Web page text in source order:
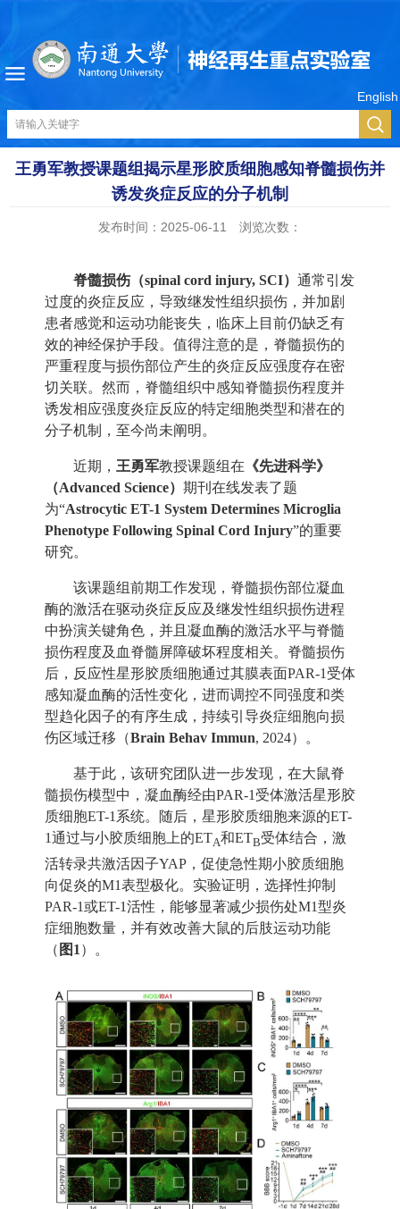
English
王勇军教授课题组揭示星形胶质细胞感知脊髓损伤并
诱发炎症反应的分子机制
发布时间：2025-06-11 浏览次数：
脊髓损伤（spinal cord injury, SCI） 通常引发
过度的炎症反应，导致继发性组织损伤，并加剧
患者感觉和运动功能丧失，临床上目前仍缺乏有
效的神经保护手段。值得注意的是，脊髓损伤的
严重程度与损伤部位产生的炎症反应强度存在密
切关联。然而，脊髓组织中感知脊髓损伤程度并
诱发相应强度炎症反应的特定细胞类型和潜在的
分子机制，至今尚未阐明。
近期， 王勇军教授课题组在 《先进科学》
（Advanced Science） 期刊在线发表了题
为“Astrocytic ET-1 System Determines Microglia
Phenotype Following Spinal Cord Injury”的重要
研究。
该课题组前期工作发现，脊髓损伤部位凝血
酶的激活在驱动炎症反应及继发性组织损伤进程
中扮演关键角色，并且凝血酶的激活水平与脊髓
损伤程度及血脊髓屏障破坏程度相关。脊髓损伤
后，反应性星形胶质细胞通过其膜表面PAR-1 受体
感知凝血酶的活性变化，进而调控不同强度和类
型趋化因子的有序生成，持续引导炎症细胞向损
伤区域迁移（Brain Behav Immun, 2024）。
基于此，该研究团队进一步发现，在大鼠脊
髓损伤模型中，凝血酶经由PAR-1 受体激活星形胶
质细胞ET-1 系统。随后，星形胶质细胞来源的ET-
1通过与小胶质细胞上的ETA和ETB受体结合，激
活转录共激活因子YAP ，促使急性期小胶质细胞
向促炎的M1表型极化。实验证明，选择性抑制
PAR-1或ET-1活性，能够显著减少损伤处M1型炎
症细胞数量，并有效改善大鼠的后肢运动功能
（ 图1 ）。